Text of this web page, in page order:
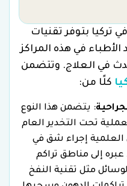
تركيا بتوفر تقنيات
في هذه المراكز
في العلاج. وتتضمن
كلًا من:
: يتضمن هذا النوع
تحت التخدير العام
العلمية إجراء شق في
إلى مناطق تراكم
مثل تقنية النفخ